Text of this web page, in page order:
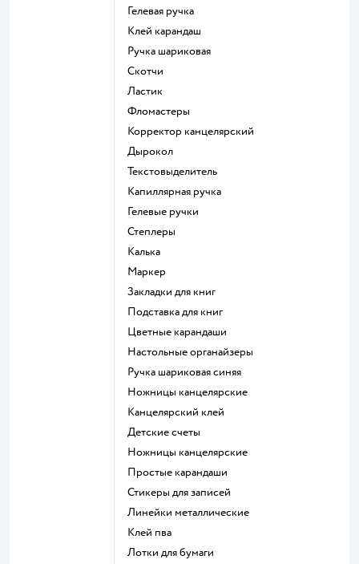
Гелевая ручка
Клей карандаш
Ручка шариковая
Скотчи
Ластик
Фломастеры
Корректор канцелярский
Дырокол
Текстовыделитель
Капиллярная ручка
Гелевые ручки
Степлеры
Калька
Маркер
Закладки для книг
Подставка для книг
Цветные карандаши
Настольные органайзеры
Ручка шариковая синяя
Ножницы канцелярские
Канцелярский клей
Детские счеты
Ножницы канцелярские
Простые карандаши
Стикеры для записей
Линейки металлические
Клей пва
Лотки для бумаги